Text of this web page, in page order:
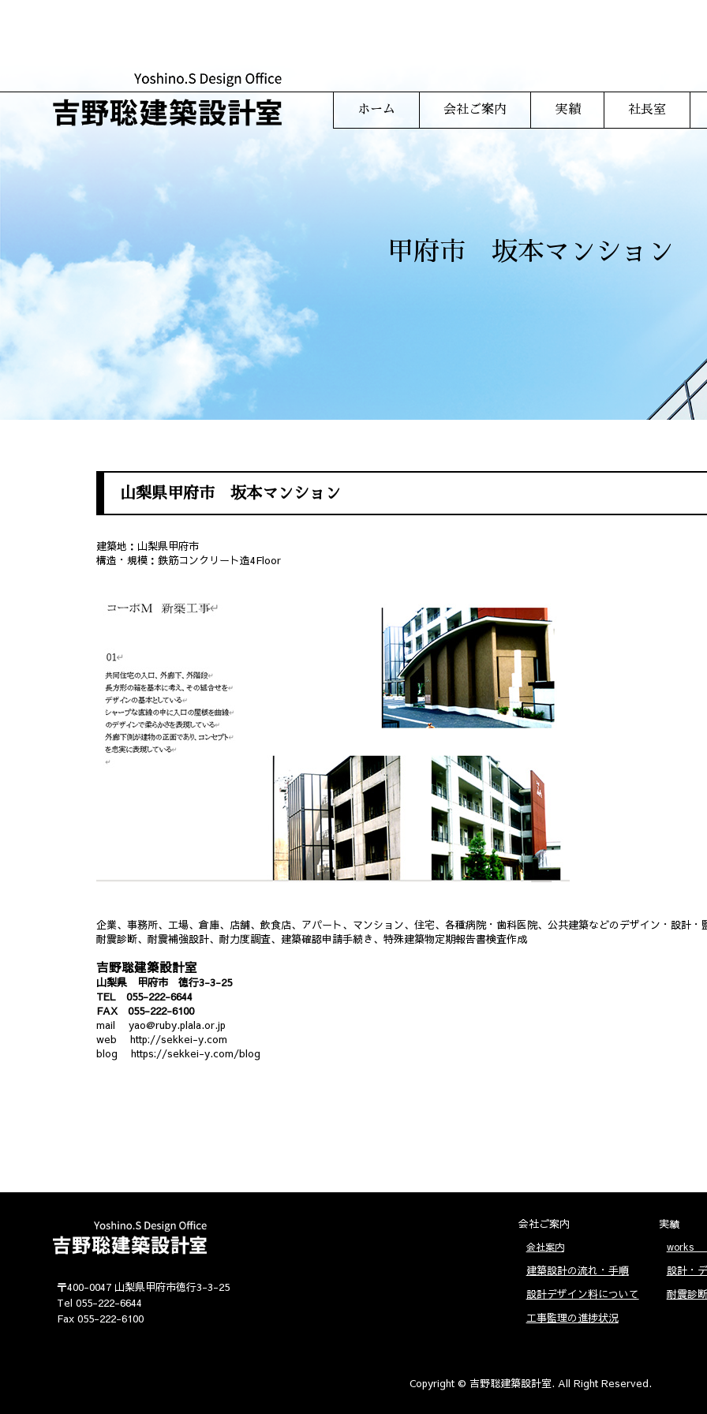
甲府市 坂本マンション
ホーム 会社ご案内 実績
表）
社長室
山梨県甲府市 坂本マンション
建築地：山梨県甲府市
構造・規模：鉄筋コンクリート造4Floor
企業、事務所、工場、倉庫、店舗、飲食店、アパート、マンション、住宅、各種病院・歯科医院、公共建築などのデザイン・設計・
耐震診断、耐震補強設計、耐力度調査、建築確認申請手続き、特殊建築物定期報告書検査作成
吉野聡建築設計室
山梨県 甲府市 徳行3-3-25
TEL 055-222-6644
FAX 055-222-6100
mail yao@ruby.plala.or.jp
web
http://sekkei-y.com
blog https://sekkei-y.com/blog
〒400-0047 山梨県甲府市徳行3-3-25
Tel 055-222-6644
Fax 055-222-6100
会社ご案内
会社案内
建築設計の流れ・手順
設計デザイン料について
工事監理の進捗状況
実績
works
設計・
耐震診
Copyright © 吉野聡建築設計室. All Right Reserved.